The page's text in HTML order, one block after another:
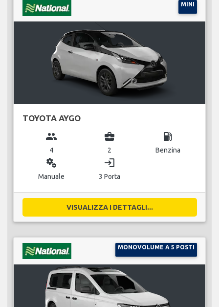
MINI
TOYOTA AYGO
group
4
business_center
2
local_gas_station
Benzina
miscellaneous_services
Manuale
login
3 Porta
VISUALIZZA I DETTAGLI...
MONOVOLUME A 5 POSTI